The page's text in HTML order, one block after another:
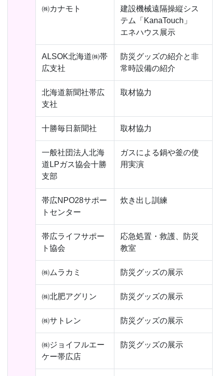
㈱カナモト
建設機械遠隔操縦シス
テム「KanaTouch」
エネハウス展示
ALSOK北海道㈱帯
広支社
防災グッズの紹介と非
常時設備の紹介
北海道新聞社帯広
支社
取材協力
十勝毎日新聞社 取材協力
一般社団法人北海
道LPガス協会十勝
支部
ガスによる鍋や釜の使
用実演
帯広NPO28サポー
トセンター
炊き出し訓練
帯広ライフサポー
ト協会
応急処置・救護、防災
教室
㈱ムラカミ 防災グッズの展示
㈱北肥アグリン 防災グッズの展示
㈱サトレン 防災グッズの展示
㈱ジョイフルエー
ケー帯広店
防災グッズの展示